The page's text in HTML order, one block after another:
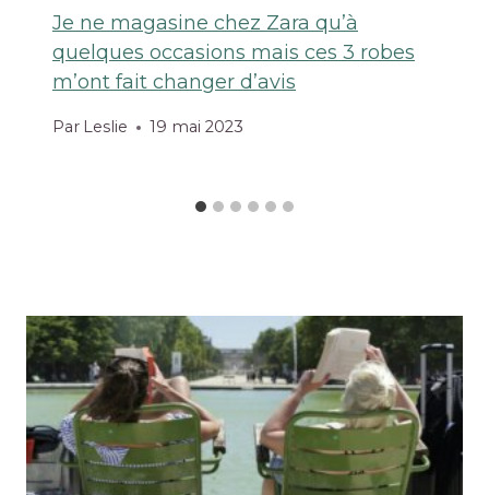
Je ne magasine chez Zara qu’à
quelques occasions mais ces 3 robes
m’ont fait changer d’avis
Par Leslie 19 mai 2023